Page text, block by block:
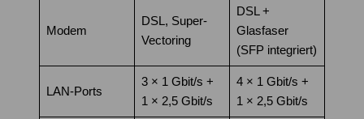
Modem
DSL, Super-
Vectoring
DSL +
Glasfaser
(SFP integriert)
LAN-Ports
3 × 1 Gbit/s +
1 × 2,5 Gbit/s
4 × 1 Gbit/s +
1 × 2,5 Gbit/s